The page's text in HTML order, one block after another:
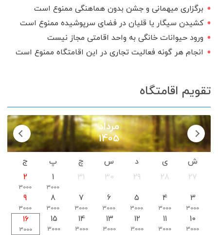
برگزاری میهمانی و جشن بدون هماهنگی ممنوع است
کشیدن سیگار یا قلیان در فضای سرپوشیده ممنوع است
ورود حیوانات خانگی به واحد اقامتی مجاز نیست
انجام هر گونه فعالیت تجاری در این اقامتگاه ممنوع است
تقویم اقامتگاه
مرداد
1405
ش ی د س چ پ
ج
27
28
29
30
31
1
3000
2
3000
3
3000
4
3000
5
3000
6
3000
7
3000
8
3000
9
3000
10
3000
11
3000
12
3000
13
3000
14
3000
15
3000
16
3000